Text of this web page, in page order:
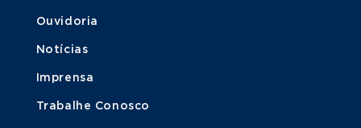
Ouvidoria
Notícias
Imprensa
Trabalhe Conosco